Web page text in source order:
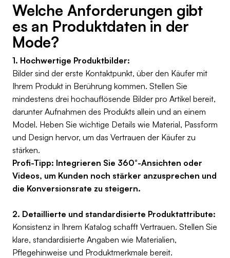
Welche Anforderungen gibt
es an Produktdaten in der
Mode?
1. Hochwertige Produktbilder:
Bilder sind der erste Kontaktpunkt, über den Käufer mit
Ihrem Produkt in Berührung kommen. Stellen Sie
mindestens drei hochauflösende Bilder pro Artikel bereit,
darunter Aufnahmen des Produkts allein und an einem
Model. Heben Sie wichtige Details wie Material, Passform
und Design hervor, um das Vertrauen der Käufer zu
stärken.
Profi-Tipp: Integrieren Sie 360°-Ansichten oder
Videos, um Kunden noch stärker anzusprechen und
die Konversionsrate zu steigern.
2. Detaillierte und standardisierte Produktattribute:
Konsistenz in Ihrem Katalog schafft Vertrauen. Stellen Sie
klare, standardisierte Angaben wie Materialien,
Pflegehinweise und Produktmerkmale bereit.